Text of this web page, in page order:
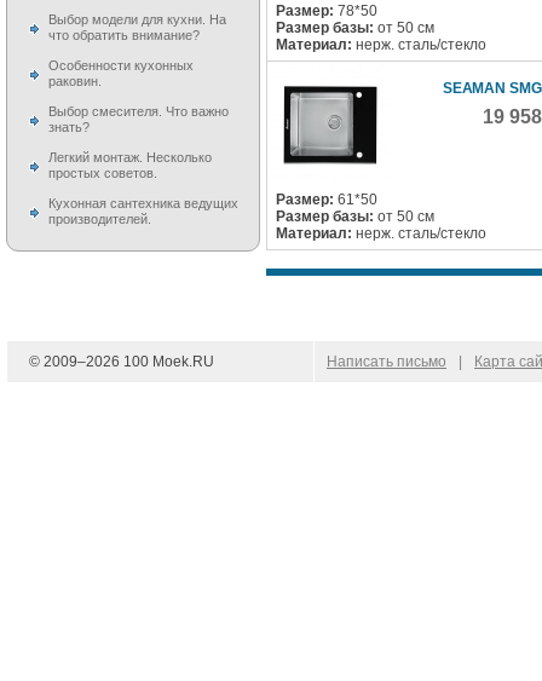
Размер: 78*50
Размер базы: от 50 см
Материал: нерж. сталь/стекло
SEAMAN
19
Размер: 61*50
Размер базы: от 50 см
Материал: нерж. сталь/стекло
Выбор модели для кухни. На
что обратить внимание?
Особенности кухонных
раковин.
Выбор смесителя. Что важно
знать?
Легкий монтаж. Несколько
простых советов.
Кухонная сантехника ведущих
производителей.
© 2009–2026 100 Moek.RU Написать письмо Карта